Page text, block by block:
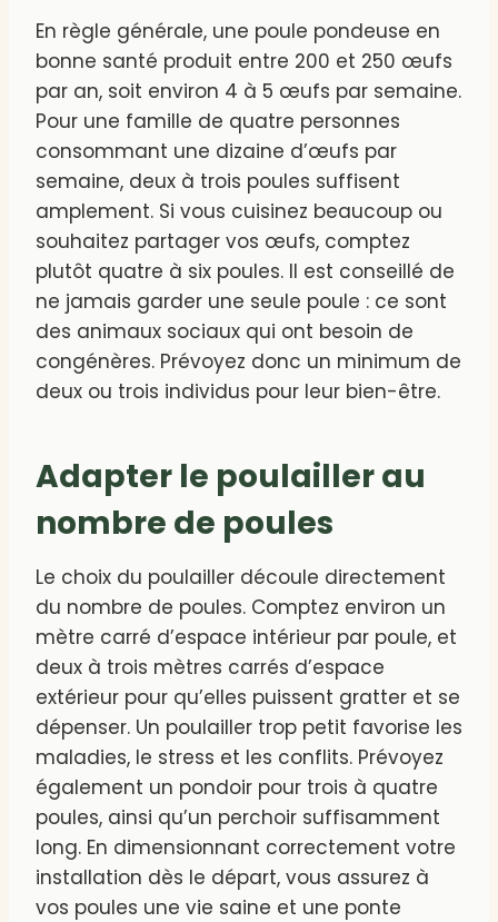
En règle générale, une poule pondeuse en
bonne santé produit entre 200 et 250 œufs
par an, soit environ 4 à 5 œufs par semaine.
Pour une famille de quatre personnes
consommant une dizaine d’œufs par
semaine, deux à trois poules suffisent
amplement. Si vous cuisinez beaucoup ou
souhaitez partager vos œufs, comptez
plutôt quatre à six poules. Il est conseillé de
ne jamais garder une seule poule : ce sont
des animaux sociaux qui ont besoin de
congénères. Prévoyez donc un minimum de
deux ou trois individus pour leur bien-être.
Adapter le poulailler au
nombre de poules
Le choix du poulailler découle directement
du nombre de poules. Comptez environ un
mètre carré d’espace intérieur par poule, et
deux à trois mètres carrés d’espace
extérieur pour qu’elles puissent gratter et se
dépenser. Un poulailler trop petit favorise les
maladies, le stress et les conflits. Prévoyez
également un pondoir pour trois à quatre
poules, ainsi qu’un perchoir suffisamment
long. En dimensionnant correctement votre
installation dès le départ, vous assurez à
vos poules une vie saine et une ponte